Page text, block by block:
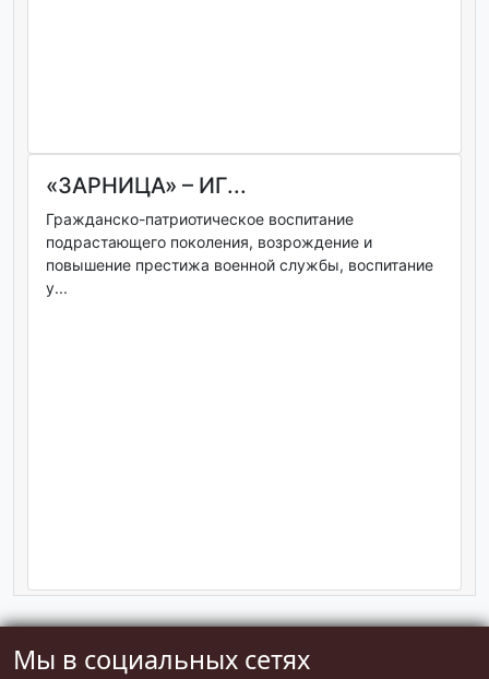
«ЗАРНИЦА» – ИГ...
Гражданско-патриотическое воспитание
подрастающего поколения, возрождение и
повышение престижа военной службы, воспитание
у...
Мы в социальных сетях